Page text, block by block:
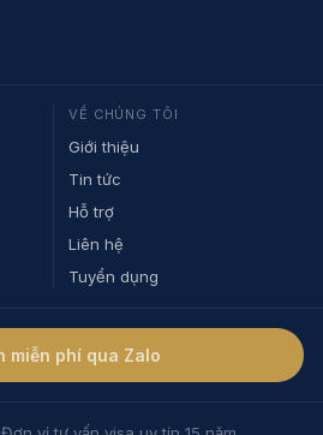
VỀ CHÚNG TÔI
Giới thiệu
Tin tức
Hỗ trợ
Liên hệ
Tuyển dụng
miễn phí qua Zalo